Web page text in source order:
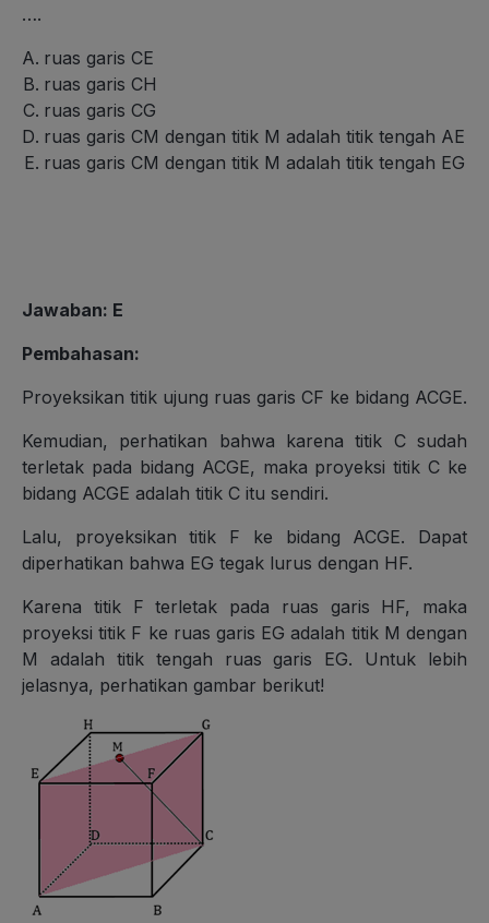
….
ruas garis CE
ruas garis CH
ruas garis CG
ruas garis CM dengan titik M adalah titik tengah AE
ruas garis CM dengan titik M adalah titik tengah EG
Jawaban: E
Pembahasan:
Proyeksikan titik ujung ruas garis CF ke bidang ACGE.
Kemudian, perhatikan bahwa karena titik C sudah
terletak pada bidang ACGE, maka proyeksi titik C ke
bidang ACGE adalah titik C itu sendiri.
Lalu, proyeksikan titik F ke bidang ACGE. Dapat
diperhatikan bahwa EG tegak lurus dengan HF.
Karena titik F terletak pada ruas garis HF, maka
proyeksi titik F ke ruas garis EG adalah titik M dengan
M adalah titik tengah ruas garis EG. Untuk lebih
jelasnya, perhatikan gambar berikut!